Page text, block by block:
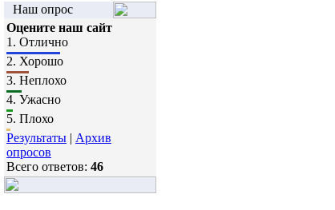
Наш опрос
Оцените наш сайт
1. Отлично
2. Хорошо
3. Неплохо
4. Ужасно
5. Плохо
Результаты | Архив
опросов
Всего ответов: 46